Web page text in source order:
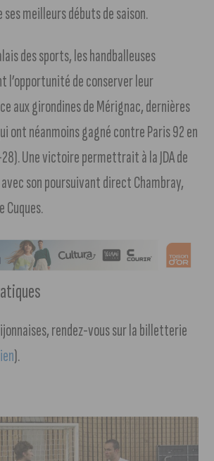
ses meilleurs débuts de saison.
des sports, les handballeuses
l’opportunité de conserver leur
aux girondines de Mérignac, dernières
ont néanmoins gagné contre Paris 92 en
Une victoire permettrait à la JDA de
son poursuivant direct Chambray,
Cuques.
rendez-vous sur la billetterie
).